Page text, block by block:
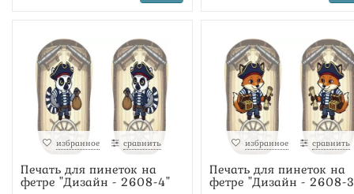
избранное сравнить
Печать для пинеток на
фетре "Дизайн - 2608-4"
избранное сравнить
Печать для пинеток на
фетре "Дизайн - 2608-